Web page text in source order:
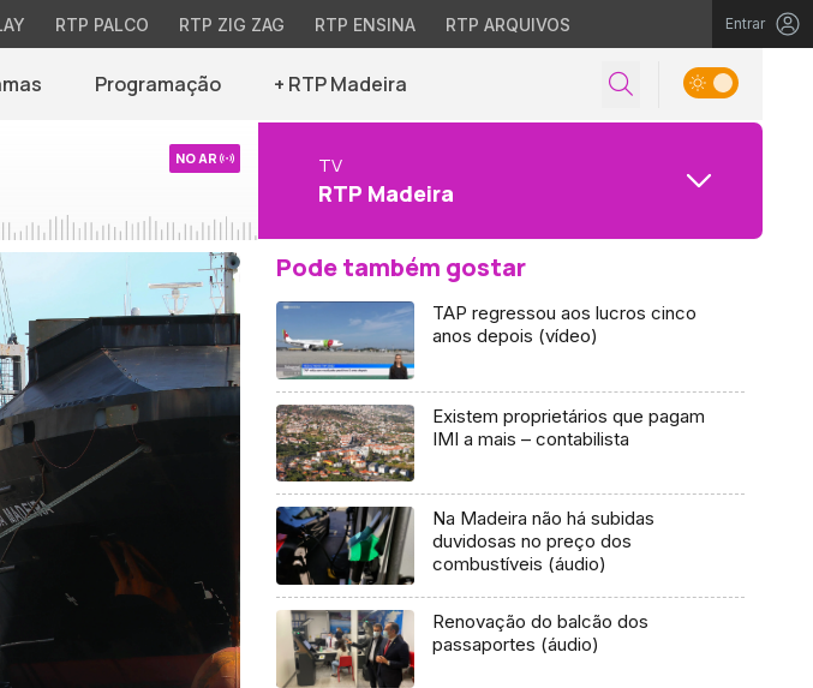
RTP PALCO RTP ZIG ZAG RTP ENSINA RTP ARQUIVOS Entrar
Programação + RTP Madeira
NO AR TV
RTP Madeira
Pode também gostar
TAP regressou aos lucros cinco
anos depois (vídeo)
Existem proprietários que pagam
IMI a mais – contabilista
Na Madeira não há subidas
duvidosas no preço dos
combustíveis (áudio)
Renovação do balcão dos
passaportes (áudio)